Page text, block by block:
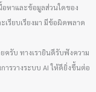
หาและข้อมูลส่วนใดของ
เรียบเรียงมา มีข้อผิดพลาด
ครับ ทางเรายินดีรับฟังความ
ารวางระบบ AI ให้ดียิ่งขึ้นต่อ